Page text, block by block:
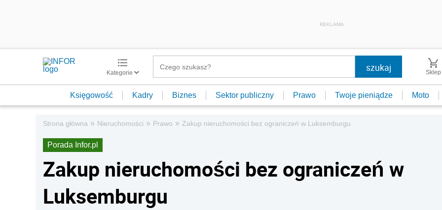
REKLAMA
Kategorie Sklep
Księgowość Kadry Biznes Sektor publiczny Prawo Twoje pieniądze Moto
Strona główna » Nieruchomości » Prawo » Zakup nieruchomości bez ograniczeń w Luksemburgu
Porada Infor.pl
Zakup nieruchomości bez ograniczeń w
Luksemburgu